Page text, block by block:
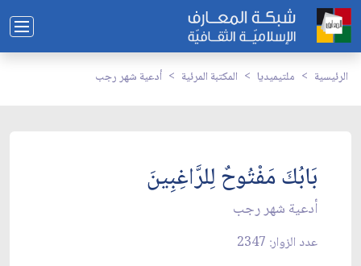
الرئيسية ملتيميديا المكتبة المرئية أدعية شهر رجب
بَابُكَ مَفْتُوحٌ لِلرَّاغِبِينَ
أدعية شهر رجب
عدد الزوار: 2347